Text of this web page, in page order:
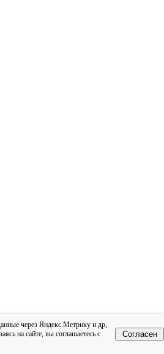
через Яндекс.Метрику и др,
на сайте, вы соглашаетесь с
Согласен